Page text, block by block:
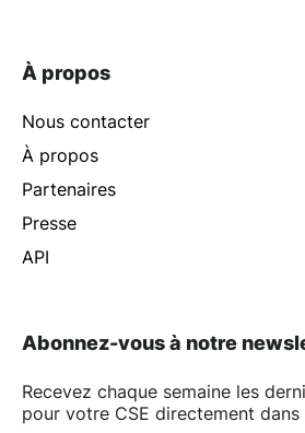
À propos
Nous contacter
À propos
Partenaires
Presse
API
Abonnez-vous à notre
Recevez chaque semaine les
pour votre CSE directement